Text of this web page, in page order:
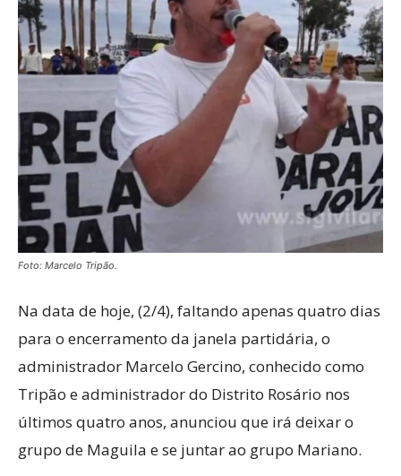
Foto: Marcelo Tripão.
Na data de hoje, (2/4), faltando apenas quatro dias
para o encerramento da janela partidária, o
administrador Marcelo Gercino, conhecido como
Tripão e administrador do Distrito Rosário nos
últimos quatro anos, anunciou que irá deixar o
grupo de Maguila e se juntar ao grupo Mariano.